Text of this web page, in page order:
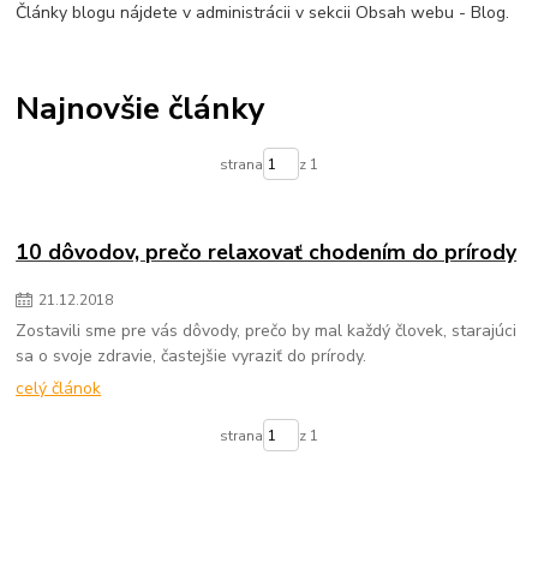
Články blogu nájdete v administrácii v sekcii Obsah webu - Blog.
Najnovšie články
strana z 1
10 dôvodov, prečo relaxovať chodením do prírody
21.12.2018
Zostavili sme pre vás dôvody, prečo by mal každý človek, starajúci
sa o svoje zdravie, častejšie vyraziť do prírody.
celý článok
strana z 1